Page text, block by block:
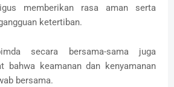
memberikan rasa aman serta
ketertiban.
secara bersama-sama juga
bahwa keamanan dan kenyamanan
bersama.